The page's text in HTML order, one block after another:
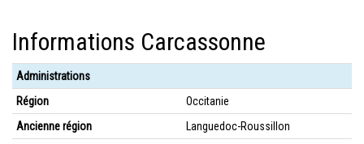
Informations Carcassonne
Administrations
Région
Occitanie
Ancienne région
Languedoc-Roussillon